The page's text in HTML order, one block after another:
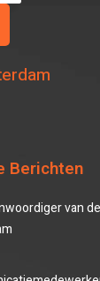
Berichten
van